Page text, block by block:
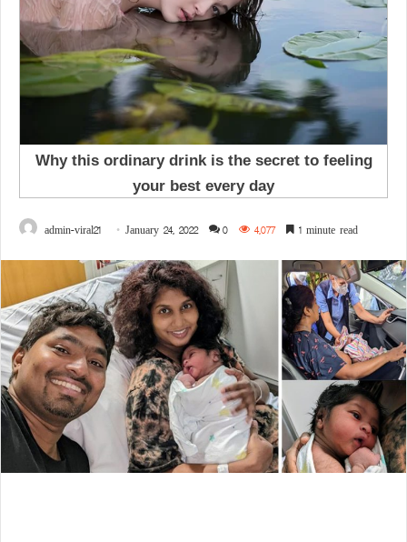
admin-viral21 January 24, 2022 0 4,077 1 minute read